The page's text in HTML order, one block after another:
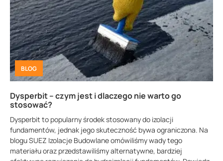
BLOG
Dysperbit – czym jest i dlaczego nie warto go
stosować?
Dysperbit to popularny środek stosowany do izolacji
fundamentów, jednak jego skuteczność bywa ograniczona. Na
blogu SUEZ Izolacje Budowlane omówiliśmy wady tego
materiału oraz przedstawiliśmy alternatywne, bardziej